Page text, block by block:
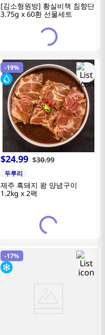
[김소형원방] 황실비책 침향단
3.75g x 60환 선물세트
-19%
$24.99 $30.99
두루리
제주 흑돼지 왕 양념구이
1.2kg x 2팩
-17%